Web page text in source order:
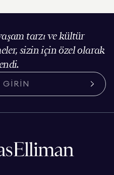
tarzı ve kültür
sizin için özel olarak